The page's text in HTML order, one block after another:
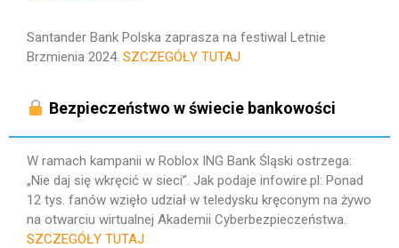
Santander Bank Polska zaprasza na festiwal Letnie
Brzmienia 2024. SZCZEGÓŁY TUTAJ
Bezpieczeństwo w świecie bankowości
W ramach kampanii w Roblox ING Bank Śląski ostrzega:
„Nie daj się wkręcić w sieci”. Jak podaje infowire.pl: Ponad
12 tys. fanów wzięło udział w teledysku kręconym na żywo
na otwarciu wirtualnej Akademii Cyberbezpieczeństwa.
SZCZEGÓŁY TUTAJ